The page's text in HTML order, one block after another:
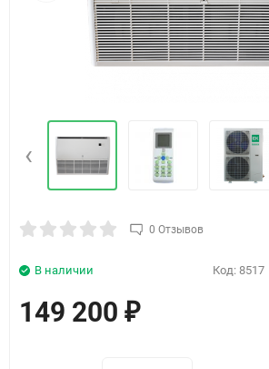
‹
0 Отзывов
Код: 8517
В наличии
149 200 ₽